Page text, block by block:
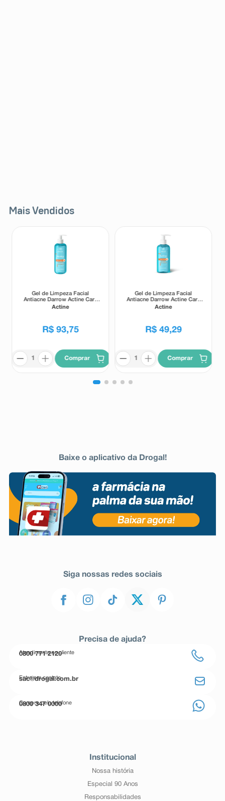
Mais Vendidos
Gel de Limpeza Facial
Antiacne Darrow Actine Care
Alta Tolerância 400g
Actine
R$ 93,75
Comprar
Gel de Limpeza Facial
Antiacne Darrow Actine Care
Alta Tolerância 140g
Actine
R$ 49,29
Comprar
Baixe o aplicativo da Drogal!
Siga nossas redes sociais
Precisa de ajuda?
Atendimento ao cliente
0800 771 2120
Entre em contato
sac@drogal.com.br
Compre pelo telefone
0800 347 0000
Institucional
Nossa história
Especial 90 Anos
Responsabilidades